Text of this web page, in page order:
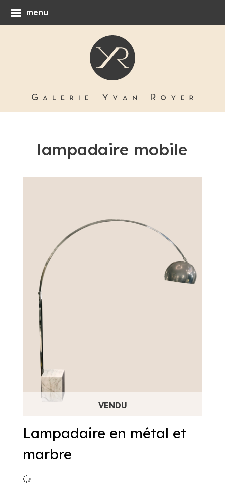
lampadaire mobile
Lampadaire en métal et
marbre
menu